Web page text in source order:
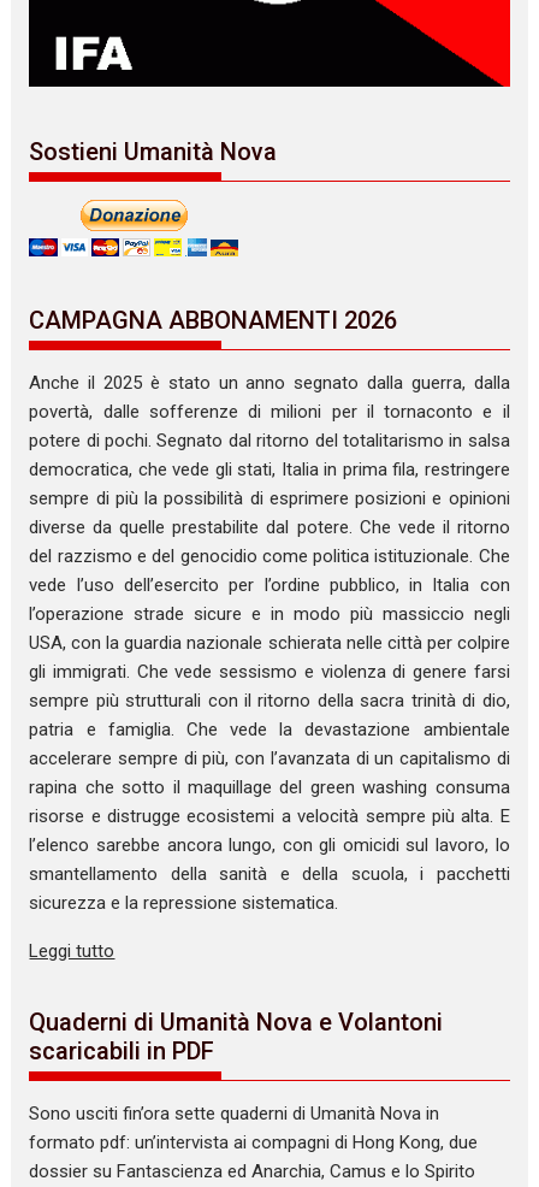
Sostieni Umanità Nova
CAMPAGNA ABBONAMENTI 2026
Anche il 2025 è stato un anno segnato dalla guerra, dalla
povertà, dalle sofferenze di milioni per il tornaconto e il
potere di pochi. Segnato dal ritorno del totalitarismo in salsa
democratica, che vede gli stati, Italia in prima fila, restringere
sempre di più la possibilità di esprimere posizioni e opinioni
diverse da quelle prestabilite dal potere. Che vede il ritorno
del razzismo e del genocidio come politica istituzionale. Che
vede l’uso dell’esercito per l’ordine pubblico, in Italia con
l’operazione strade sicure e in modo più massiccio negli
USA, con la guardia nazionale schierata nelle città per colpire
gli immigrati. Che vede sessismo e violenza di genere farsi
sempre più strutturali con il ritorno della sacra trinità di dio,
patria e famiglia. Che vede la devastazione ambientale
accelerare sempre di più, con l’avanzata di un capitalismo di
rapina che sotto il maquillage del green washing consuma
risorse e distrugge ecosistemi a velocità sempre più alta. E
l’elenco sarebbe ancora lungo, con gli omicidi sul lavoro, lo
smantellamento della sanità e della scuola, i pacchetti
sicurezza e la repressione sistematica.
Leggi tutto
Quaderni di Umanità Nova e Volantoni
scaricabili in PDF
Sono usciti fin’ora sette quaderni di Umanità Nova in
formato pdf: un’intervista ai compagni di Hong Kong, due
dossier su Fantascienza ed Anarchia, Camus e lo Spirito